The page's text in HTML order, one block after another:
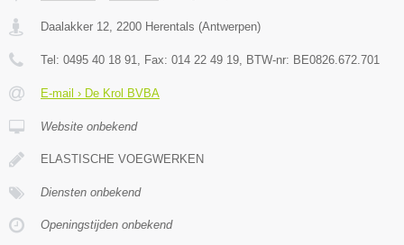
Daalakker 12 2200 Herentals (Antwerpen)
Tel: 0495 40 18 91 , Fax: 014 22 49 19 , BTW-nr: BE0826.672.701
E-mail › De Krol BVBA
Website onbekend
ELASTISCHE VOEGWERKEN
Diensten onbekend
Openingstijden onbekend